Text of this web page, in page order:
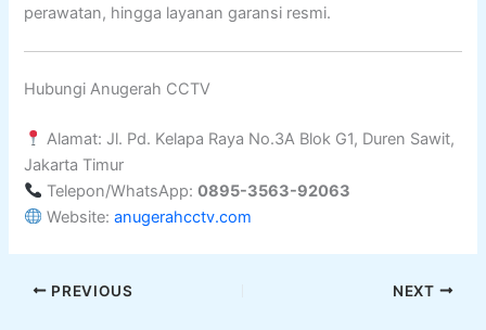
perawatan, hingga layanan garansi resmi.
Hubungi Anugerah CCTV
Alamat: Jl. Pd. Kelapa Raya No.3A Blok G1, Duren Sawit,
Jakarta Timur
Telepon/WhatsApp:0895-3563-92063
Website:anugerahcctv.com
PREVIOUS NEXT